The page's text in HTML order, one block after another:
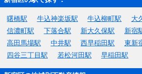
曙橋駅 牛込神楽坂駅 牛込柳町駅 大
信濃町駅
下落合駅 新大久保駅 新宿
高田馬場駅
中井駅 西早稲田駅 東新
四谷三丁目駅
若松河田駅 早稲田駅